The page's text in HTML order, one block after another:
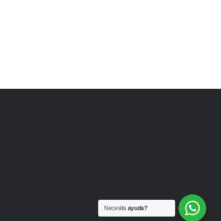
Necesita ayuda?